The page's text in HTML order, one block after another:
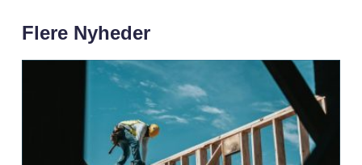
Flere Nyheder